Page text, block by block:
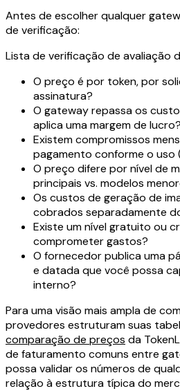
Antes de escolher qualquer
de verificação:
Lista de verificação de avaliação
O preço é por token, por
assinatura?
O gateway repassa os
aplica uma margem de lucro?
Existem compromissos
pagamento conforme o
O preço difere por nível de
principais vs. modelos
Os custos de geração de
cobrados separadamente
Existe um nível gratuito ou
comprometer gastos?
O fornecedor publica uma
e datada que você possa
interno?
Para uma visão mais ampla de
provedores estruturam suas
comparação de preços da
de faturamento comuns entre
possa validar os números de
relação à estrutura típica do